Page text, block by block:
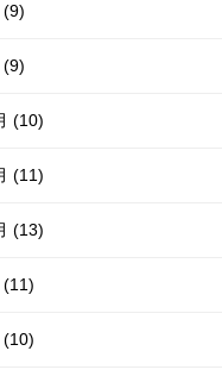
(9)
(9)
(10)
(11)
(13)
(11)
(10)